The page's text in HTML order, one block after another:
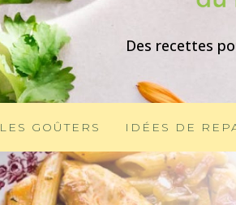
Des recettes
LES GOÛTERS IDÉES DE